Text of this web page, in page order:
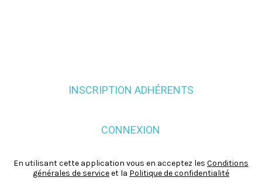
INSCRIPTION ADHÉRENTS
CONNEXION
En utilisant cette application vous en acceptez les Conditions
générales de serviceet la Politique de confidentialité